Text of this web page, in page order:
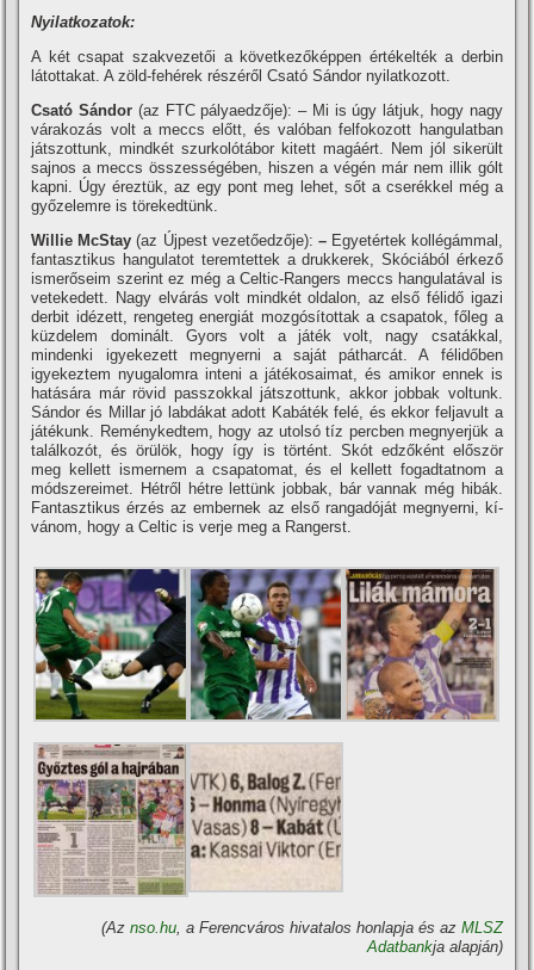
Nyilatkozatok:
A két csapat szakvezetői a következőképpen értékelték a derbin
látottakat. A zöld-fehérek részéről Csató Sándor nyilatkozott.
Csató Sándor (az FTC pályaedzője): – Mi is úgy látjuk, hogy nagy
várakozás volt a meccs előtt, és valóban felfokozott hangulatban
játszottunk, mindkét szurkolótábor kitett magáért. Nem jól sikerült
sajnos a meccs összességében, hiszen a végén már nem illik gólt
kapni. Úgy éreztük, az egy pont meg lehet, sőt a cserékkel még a
győzelemre is törekedtünk.
Willie McStay (az Újpest vezetőedzője): – Egyetértek kollégámmal,
fantasztikus hangulatot teremtettek a drukkerek, Skóciából érkező
ismerőseim szerint ez még a Celtic-Rangers meccs hangulatával is
vetekedett. Nagy elvárás volt mindkét oldalon, az első félidő igazi
derbit idézett, rengeteg energiát mozgósí­tottak a csapatok, főleg a
küzdelem dominált. Gyors volt a játék volt, nagy csatákkal,
mindenki igyekezett megnyerni a saját pátharcát. A félidőben
igyekeztem nyugalomra inteni a játékosaimat, és amikor ennek is
hatására már rövid passzokkal játszottunk, akkor jobbak voltunk.
Sándor és Millar jó labdákat adott Kabáték felé, és ekkor feljavult a
játékunk. Reménykedtem, hogy az utolsó tí­z percben megnyerjük a
találkozót, és örülök, hogy í­gy is történt. Skót edzőként először
meg kellett ismernem a csapatomat, és el kellett fogadtatnom a
módszereimet. Hétről hétre lettünk jobbak, bár vannak még hibák.
Fantasztikus érzés az embernek az első rangadóját megnyerni, kí­
vánom, hogy a Celtic is verje meg a Rangerst.
(Az nso.hu, a Ferencváros hivatalos honlapja és az MLSZ
Adatbankja alapján)